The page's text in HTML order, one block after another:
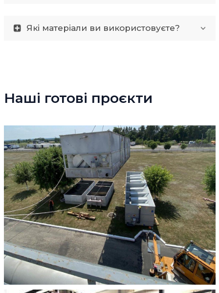
Які матеріали ви використовуєте?
Наші готові проєкти
2019-04-06
Дитячий санаторій “ПРОЛІСОК”